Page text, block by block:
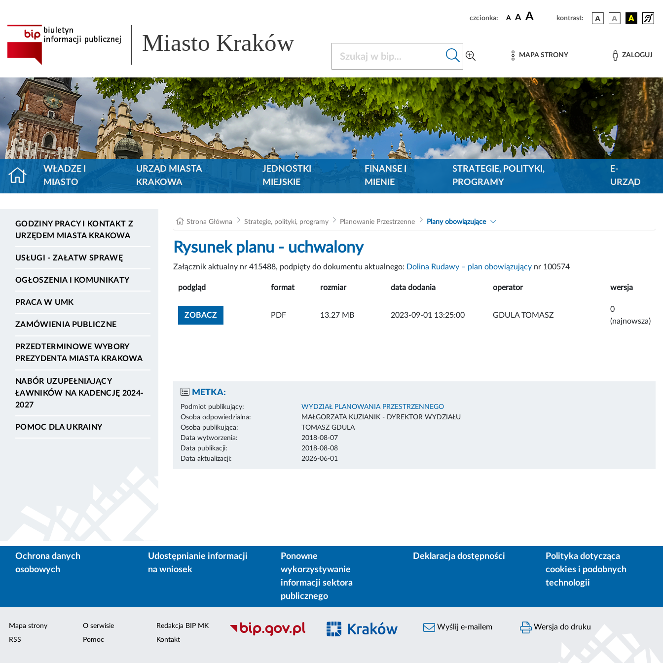
czcionka: A A A kontrast:
Miasto Kraków MAPA STRONY ZALOGUJ
WŁADZE I
MIASTO
URZĄD MIASTA
KRAKOWA
JEDNOSTKI
MIEJSKIE
FINANSE I
MIENIE
STRATEGIE, POLITYKI,
PROGRAMY
E-
URZĄD
GODZINY PRACY I KONTAKT Z
URZĘDEM MIASTA KRAKOWA
USŁUGI - ZAŁATW SPRAWĘ
OGŁOSZENIA I KOMUNIKATY
PRACA W UMK
ZAMÓWIENIA PUBLICZNE
PRZEDTERMINOWE WYBORY
PREZYDENTA MIASTA KRAKOWA
NABÓR UZUPEŁNIAJĄCY
ŁAWNIKÓW NA KADENCJĘ 2024-
2027
POMOC DLA UKRAINY
Strona Główna Strategie, polityki, programy Planowanie Przestrzenne Plany obowiązujące
Rysunek planu - uchwalony
Załącznik aktualny nr 415488, podpięty do dokumentu aktualnego: Dolina Rudawy – plan obowiązujący nr 100574
podgląd format rozmiar data dodania operator wersja
ZOBACZZOBACZ ZAŁĄCZNIK
PDF 13.27 MB 2023-09-01 13:25:00 GDULA TOMASZ
0
(najnowsza)
METKA:
Podmiot publikujący:
WYDZIAŁ PLANOWANIA PRZESTRZENNEGO
Osoba odpowiedzialna:
MAŁGORZATA KUZIANIK - DYREKTOR WYDZIAŁU
Osoba publikująca:
TOMASZ GDULA
Data wytworzenia:
2018-08-07
Data publikacji:
2018-08-08
Data aktualizacji:
2026-06-01
Ochrona danych
osobowych
Udostępnianie informacji
na wniosek
Ponowne
wykorzystywanie
informacji sektora
publicznego
Deklaracja dostępności
Polityka dotycząca
cookies i podobnych
technologii
Mapa strony
RSS
O serwisie
Pomoc
Redakcja BIP MK
Kontakt
Wyślij e-mailem Wersja do druku